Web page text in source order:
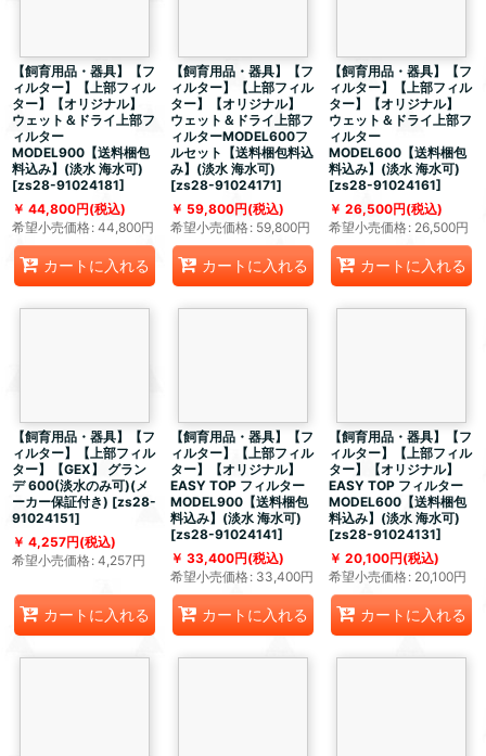
【飼育用品・器具】【フ
ィルター】【上部フィル
ター】【オリジナル】
ウェット＆ドライ上部フ
ィルター
MODEL900【送料梱包
料込み】(淡水 海水可)
[zs28-91024181]
44,800円(税込)
希望小売価格: 44,800円
カートに入れる
【飼育用品・器具】【フ
ィルター】【上部フィル
ター】【オリジナル】
ウェット＆ドライ上部フ
ィルターMODEL600フ
ルセット【送料梱包料込
み】(淡水 海水可)
[zs28-91024171]
59,800円(税込)
希望小売価格: 59,800円
カートに入れる
【飼育用品・器具】【フ
ィルター】【上部フィル
ター】【オリジナル】
ウェット＆ドライ上部フ
ィルター
MODEL600【送料梱包
料込み】(淡水 海水可)
[zs28-91024161]
26,500円(税込)
希望小売価格: 26,500円
カートに入れる
【飼育用品・器具】【フ
ィルター】【上部フィル
ター】【GEX】 グラン
デ 600(淡水のみ可)(メ
ーカー保証付き) [zs28-
91024151]
4,257円(税込)
希望小売価格: 4,257円
カートに入れる
【飼育用品・器具】【フ
ィルター】【上部フィル
ター】【オリジナル】
EASY TOP フィルター
MODEL900【送料梱包
料込み】(淡水 海水可)
[zs28-91024141]
33,400円(税込)
希望小売価格: 33,400円
カートに入れる
【飼育用品・器具】【フ
ィルター】【上部フィル
ター】【オリジナル】
EASY TOP フィルター
MODEL600【送料梱包
料込み】(淡水 海水可)
[zs28-91024131]
20,100円(税込)
希望小売価格: 20,100円
カートに入れる